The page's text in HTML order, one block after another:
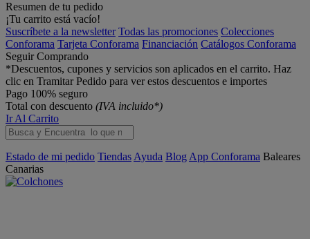
Resumen de tu pedido
¡Tu carrito está vacío!
Suscríbete a la newsletter Todas las promociones Colecciones
Conforama Tarjeta Conforama Financiación Catálogos Conforama
Seguir Comprando
*Descuentos, cupones y servicios son aplicados en el carrito. Haz
clic en Tramitar Pedido para ver estos descuentos e importes
Pago 100% seguro
Total con descuento (IVA incluido*)
Ir Al Carrito
Estado de mi pedido Tiendas Ayuda Blog App Conforama Baleares
Canarias